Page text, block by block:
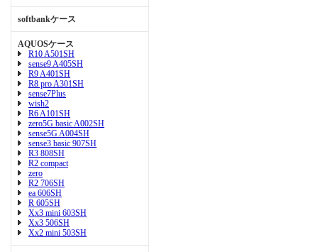
softbankケース
AQUOSケース
R10 A501SH
sense9 A405SH
R9 A401SH
R8 pro A301SH
sense7Plus
wish2
R6 A101SH
zero5G basic A002SH
sense5G A004SH
sense3 basic 907SH
R3 808SH
R2 compact
zero
R2 706SH
ea 606SH
R 605SH
Xx3 mini 603SH
Xx3 506SH
Xx2 mini 503SH